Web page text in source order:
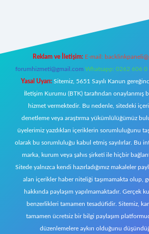
Reklam ve İletişim: E-mail:
forumhizmeti@gmail.com Whatsapp: 0262 606 0
Yasal Uyarı: Sitemiz, 5651 Sayılı Kanun
İletişim Kurumu (BTK) tarafından onaylanmış
hizmet vermektedir. Bu nedenle, sitedeki
denetleme veya araştırma yükümlülüğümüz
üyelerimiz yazdıkları içeriklerin sorumluluğunu
olarak bu sorumluluğu kabul etmiş sayılırlar. Bu
marka, kurum veya şahıs şirketi ile hiçbir
Sitede yalnızca kendi hazırladığımız makaleler
alan içerikler haber niteliği taşımamakta olup,
hakkında paylaşım yapılmamaktadır. Gerçek
benzerlikleri tamamen tesadüfidir. Sitemiz,
tamamen ücretsiz bir bilgi paylaşım
düzenlemelere aykırı olduğunu